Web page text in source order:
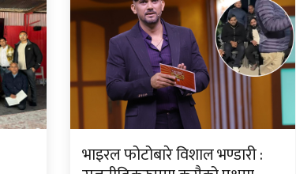
भाइरल फोटोबारे विशाल भण्डारी :